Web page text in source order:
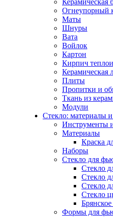
Керамическая
Огнеупорный
Маты
Шнуры
Вата
Войлок
Картон
Кирпич
Керамическая
Плиты
Пропитки и
Ткань из
Модули
Стекло: материалы
Инструменты
Материалы
Краска
Наборы
Стекло для
Стекло
Стекло
Стекло
Стекло
Формы для